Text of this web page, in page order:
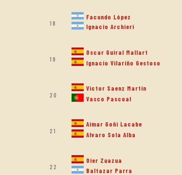
18
Facundo López
Ignacio Archieri
19
Oscar Guiral Mallart
Ignacio Vilariño Gestoso
20
Victor Saenz Martín
Vasco Pascoal
21
Aimar Goñi Lacabe
Alvaro Sola Alba
22
Oier Zuazua
Baltazar Parra